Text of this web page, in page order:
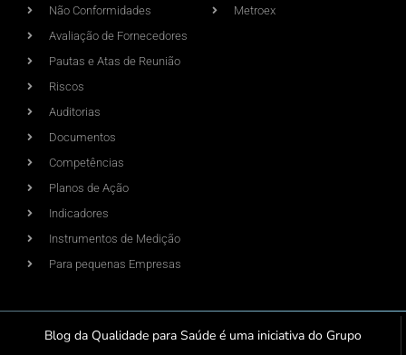
Não Conformidades
Avaliação de Fornecedores
Pautas e Atas de Reunião
Riscos
Auditorias
Documentos
Competências
Planos de Ação
Indicadores
Instrumentos de Medição
Para pequenas Empresas
Metroex
Blog da Qualidade para Saúde é uma iniciativa do Grupo